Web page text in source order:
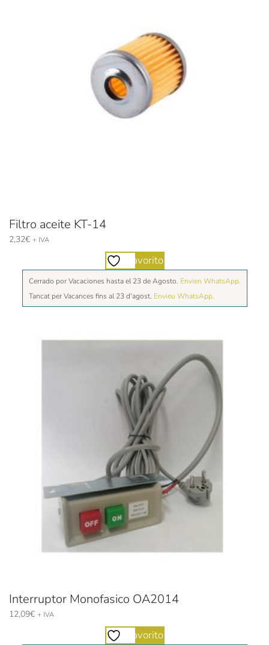
Filtro aceite KT-14
2,32€ + IVA
Favorito
Cerrado por Vacaciones hasta el 23 de Agosto. Envien WhatsApp.
Tancat per Vacances fins al 23 d'agost. Envieu WhatsApp.
Interruptor Monofasico OA2014
12,09€ + IVA
Favorito